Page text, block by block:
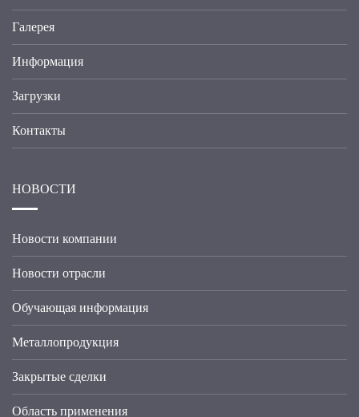
Галерея
Информация
Загрузки
Контакты
НОВОСТИ
Новости компании
Новости отрасли
Обучающая информация
Металлопродукция
Закрытые сделки
Область применения